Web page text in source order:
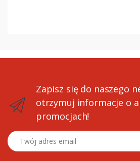
Zapisz się do naszego
otrzymuj informacje o
promocjach!
Twój adres email